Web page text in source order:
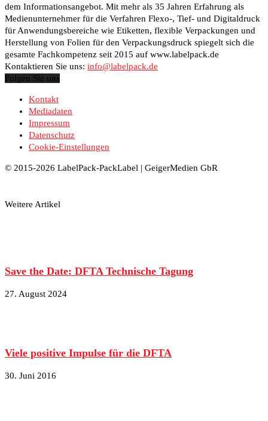
dem Informationsangebot. Mit mehr als 35 Jahren Erfahrung als
Medienunternehmer für die Verfahren Flexo-, Tief- und Digitaldruck
für Anwendungsbereiche wie Etiketten, flexible Verpackungen und
Herstellung von Folien für den Verpackungsdruck spiegelt sich die
gesamte Fachkompetenz seit 2015 auf www.labelpack.de
Kontaktieren Sie uns: info@labelpack.de
Folgen Sie uns
Kontakt
Mediadaten
Impressum
Datenschutz
Cookie-Einstellungen
© 2015-2026 LabelPack-PackLabel | GeigerMedien GbR
Weitere Artikel
Save the Date: DFTA Technische Tagung
27. August 2024
Viele positive Impulse für die DFTA
30. Juni 2016